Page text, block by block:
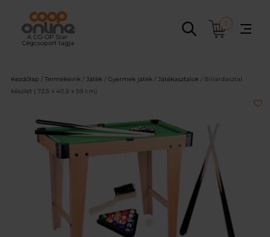
tartalomhoz
0
Kezdőlap / Termékeink / Játék / Gyermek játék / Játékasztalok / Biliárdasztal
készlet ( 73,5 x 40,5 x 59 cm)